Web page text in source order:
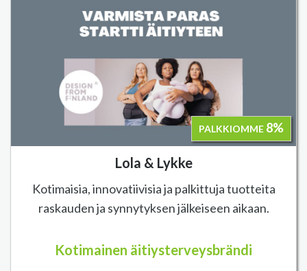
PALKKIOMME 8%
Lola & Lykke
Kotimaisia, innovatiivisia ja palkittuja tuotteita
raskauden ja synnytyksen jälkeiseen aikaan.
Kotimainen äitiysterveysbrändi